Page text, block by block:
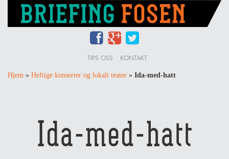
TIPS OSS KONTAKT
Hjem » Heftige konserter og lokalt teater » Ida-med-hatt
Ida-med-hatt